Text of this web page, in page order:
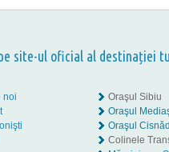
site-ul oficial al destinației
noi
Oraşul Sibiu
Oraşul
Oraşul
Colinele